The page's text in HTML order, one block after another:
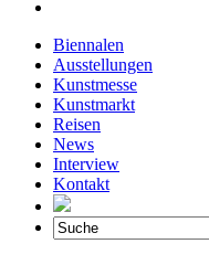
Biennalen
Ausstellungen
Kunstmesse
Kunstmarkt
Reisen
News
Interview
Kontakt